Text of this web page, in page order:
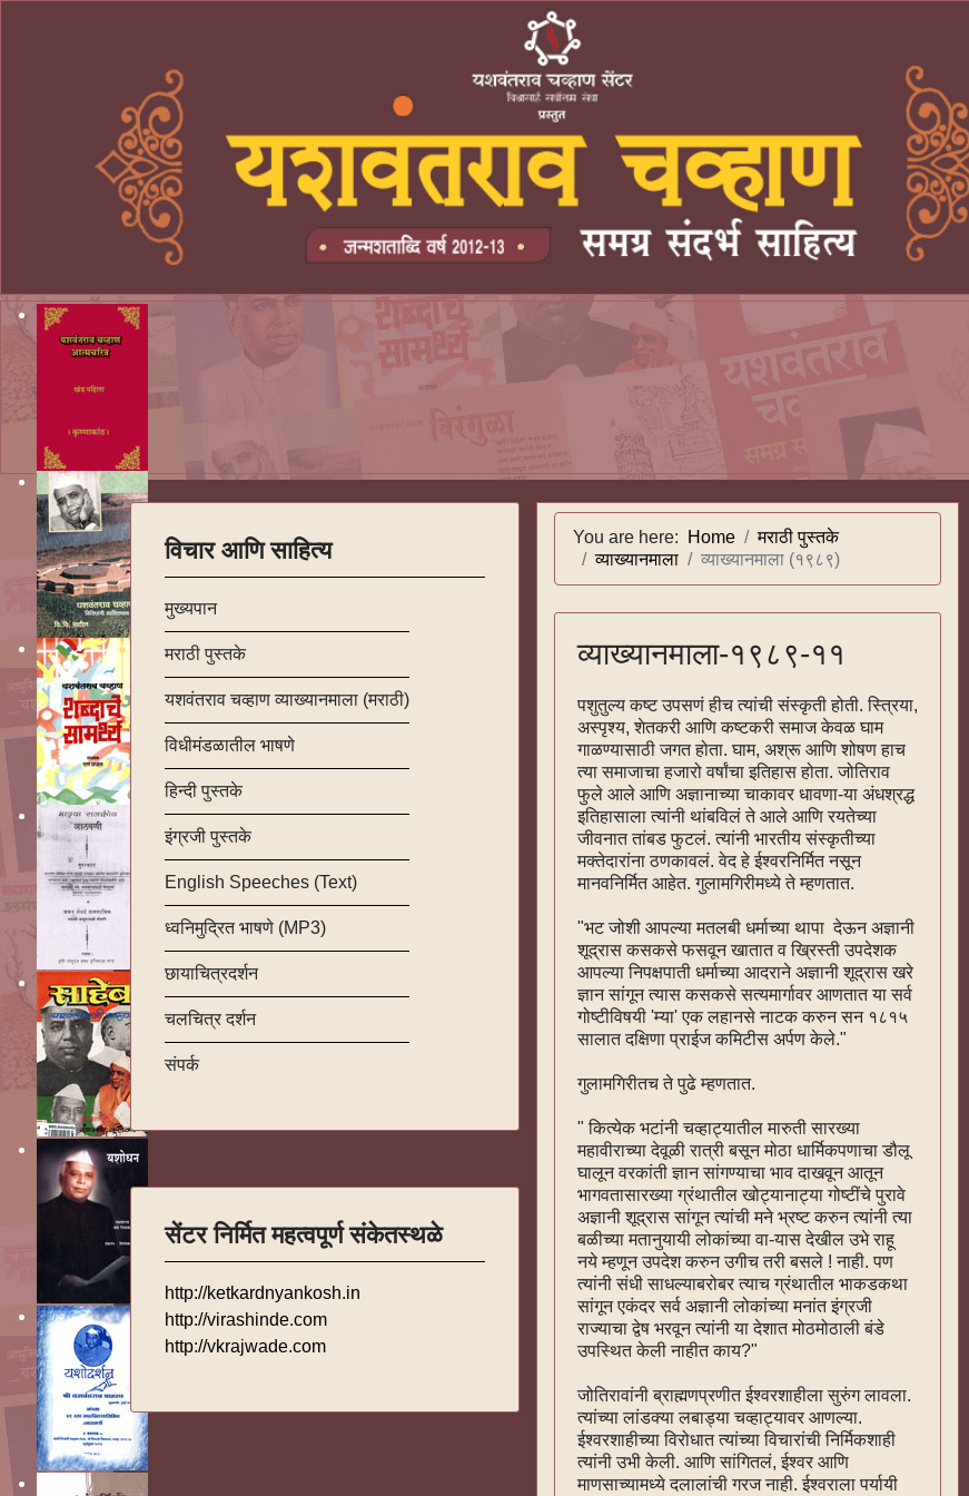
विचार आणि साहित्य
मुख्यपान
मराठी पुस्तके
यशवंतराव चव्हाण व्याख्यानमाला (मराठी)
विधीमंडळातील भाषणे
हिन्दी पुस्तके
इंग्रजी पुस्तके
English Speeches (Text)
ध्वनिमुद्रित भाषणे (MP3)
छायाचित्रदर्शन
चलचित्र दर्शन
संपर्क
सेंटर निर्मित महत्वपूर्ण संकेतस्थळे
http://ketkardnyankosh.in
http://virashinde.com
http://vkrajwade.com
You are here: Home
मराठी पुस्तके
व्याख्यानमाला
व्याख्यानमाला (१९८९)
व्याख्यानमाला-१९८९-११
पशुतुल्य कष्ट उपसणं हीच त्यांची संस्कृती होती. स्त्रिया,
अस्पृश्य, शेतकरी आणि कष्टकरी समाज केवळ घाम
गाळण्यासाठी जगत होता. घाम, अश्रू आणि शोषण हाच
त्या समाजाचा हजारो वर्षांचा इतिहास होता. जोतिराव
फुले आले आणि अज्ञानाच्या चाकावर धावणा-या अंधश्रद्ध
इतिहासाला त्यांनी थांबविलं ते आले आणि रयतेच्या
जीवनात तांबड फुटलं. त्यांनी भारतीय संस्कृतीच्या
मक्तेदारांना ठणकावलं. वेद हे ईश्वरनिर्मित नसून
मानवनिर्मित आहेत. गुलामगिरीमध्ये ते म्हणतात.
"भट जोशी आपल्या मतलबी धर्माच्या थापा देऊन अज्ञानी
शूद्रास कसकसे फसवून खातात व ख्रिस्ती उपदेशक
आपल्या निपक्षपाती धर्माच्या आदराने अज्ञानी शूद्रास खरे
ज्ञान सांगून त्यास कसकसे सत्यमार्गावर आणतात या सर्व
गोष्टीविषयी 'म्या' एक लहानसे नाटक करुन सन १८१५
सालात दक्षिणा प्राईज कमिटीस अर्पण केले."
गुलामगिरीतच ते पुढे म्हणतात.
" कित्येक भटांनी चव्हाट्यातील मारुती सारख्या
महावीराच्या देवूळी रात्री बसून मोठा धार्मिकपणाचा डौलू
घालून वरकांती ज्ञान सांगण्याचा भाव दाखवून आतून
भागवतासारख्या ग्रंथातील खोट्यानाट्या गोष्टींचे पुरावे
अज्ञानी शूद्रास सांगून त्यांची मने भ्रष्ट करुन त्यांनी त्या
बळीच्या मतानुयायी लोकांच्या वा-यास देखील उभे राहू
नये म्हणून उपदेश करुन उगीच तरी बसले ! नाही. पण
त्यांनी संधी साधल्याबरोबर त्याच ग्रंथातील भाकडकथा
सांगून एकंदर सर्व अज्ञानी लोकांच्या मनांत इंग्रजी
राज्याचा द्वेष भरवून त्यांनी या देशात मोठमोठाली बंडे
उपस्थित केली नाहीत काय?"
जोतिरावांनी ब्राह्मणप्रणीत ईश्वरशाहीला सुरुंग लावला.
त्यांच्या लांडक्या लबाड्या चव्हाट्यावर आणल्या.
ईश्वरशाहीच्या विरोधात त्यांच्या विचारांची निर्मिकशाही
त्यांनी उभी केली. आणि सांगितलं, ईश्वर आणि
माणसाच्यामध्ये दलालांची गरज नाही. ईश्वराला पर्यायी